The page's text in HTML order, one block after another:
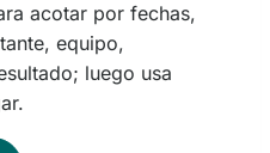
acotar por fechas,
equipo,
luego usa